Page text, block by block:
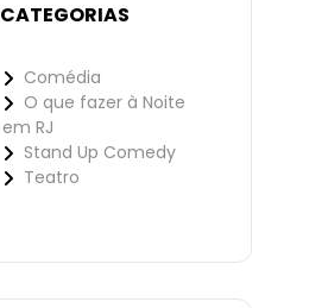
CATEGORIAS
Comédia
O que fazer à Noite
em RJ
Stand Up Comedy
Teatro